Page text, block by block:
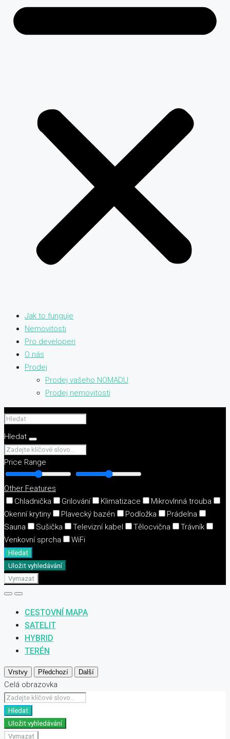
Jak to funguje
Nemovitosti
Pro developeri
O nás
Prodej
Prodej vašeho NOMADU
Prodej nemovitosti
Hledat
Price Range
Other Features
Chladnička
Grilování Klimatizace
Mikrovlnná trouba
Okenní krytiny
Plavecký bazén Podložka
Prádelna
Sauna
Sušička Televizní kabel Tělocvična
Trávník
Venkovní sprcha
WiFi
Hledat
Uložit vyhledávání
Vymazat
CESTOVNÍ MAPA
SATELIT
HYBRID
TERÉN
Vrstvy Předchozí Další
Celá obrazovka
Hledat
Uložit vyhledávání
Vymazat